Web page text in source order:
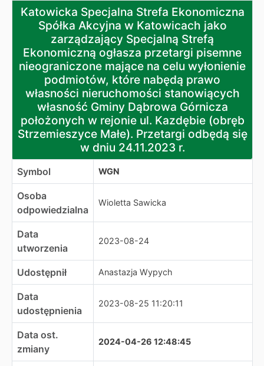
Katowicka Specjalna Strefa Ekonomiczna Spółka
Katowicka Specjalna Strefa Ekonomiczna
Spółka Akcyjna w Katowicach jako
zarządzający Specjalną Strefą
Ekonomiczną ogłasza przetargi pisemne
nieograniczone mające na celu wyłonienie
podmiotów, które nabędą prawo
własności nieruchomości stanowiących
własność Gminy Dąbrowa Górnicza
położonych w rejonie ul. Kazdębie (obręb
Strzemieszyce Małe). Przetargi odbędą się
w dniu 24.11.2023 r.
Symbol WGN
Osoba
odpowiedzialna
Wioletta Sawicka
Data
utworzenia
2023-08-24
Udostępnił Anastazja Wypych
Data
udostępnienia
2023-08-25 11:20:11
Data ost.
zmiany
2024-04-26 12:48:45